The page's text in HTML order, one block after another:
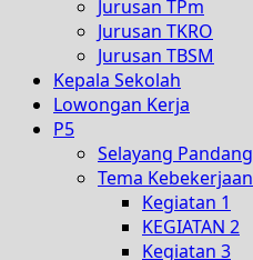
Jurusan TPm
Jurusan TKRO
Jurusan TBSM
Kepala Sekolah
Lowongan Kerja
P5
Selayang Pandang
Tema Kebekerjaan
Kegiatan 1
KEGIATAN 2
Kegiatan 3